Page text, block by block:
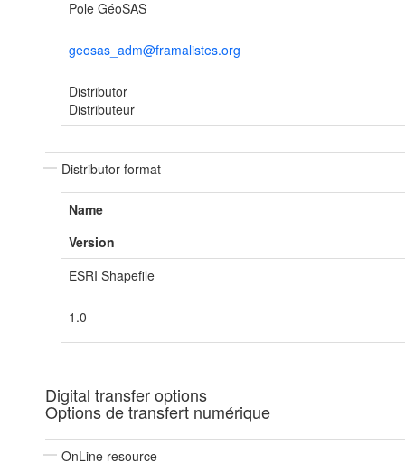
Pole GéoSAS
geosas_adm@framalistes.org
Distributor
Distributeur
Distributor format
Name
Version
ESRI Shapefile
1.0
Digital transfer options
Options de transfert numérique
OnLine resource